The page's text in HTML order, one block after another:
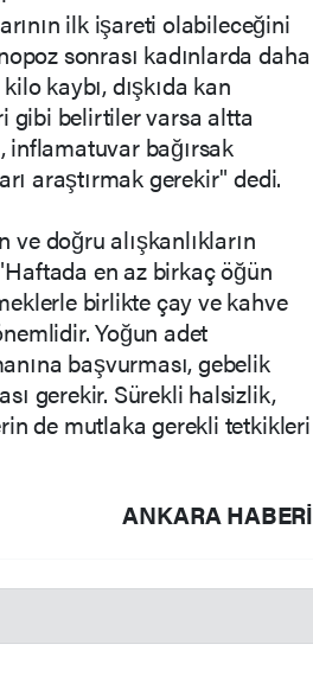
ilk işareti olabileceğini
sonrası kadınlarda daha
kaybı, dışkıda kan
gibi belirtiler varsa altta
inflamatuvar bağırsak
araştırmak gerekir" dedi.
doğru alışkanlıkların
en az birkaç öğün
birlikte çay ve kahve
Yoğun adet
başvurması, gebelik
gerekir. Sürekli halsizlik,
de mutlaka gerekli tetkikleri
ANKARA HABERİ